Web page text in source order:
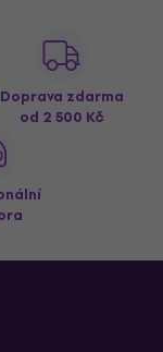
Doprava zdarma
od 2 500 Kč